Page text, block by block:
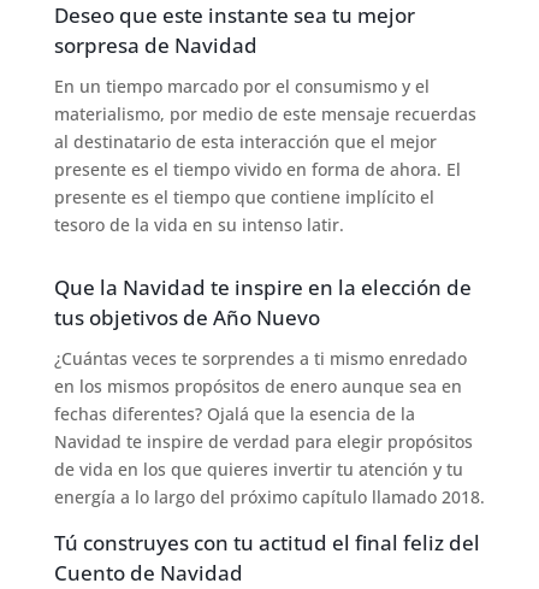
Deseo que este instante sea tu mejor
sorpresa de Navidad
En un tiempo marcado por el consumismo y el
materialismo, por medio de este mensaje recuerdas
al destinatario de esta interacción que el mejor
presente es el tiempo vivido en forma de ahora. El
presente es el tiempo que contiene implícito el
tesoro de la vida en su intenso latir.
Que la Navidad te inspire en la elección de
tus objetivos de Año Nuevo
¿Cuántas veces te sorprendes a ti mismo enredado
en los mismos propósitos de enero aunque sea en
fechas diferentes? Ojalá que la esencia de la
Navidad te inspire de verdad para elegir propósitos
de vida en los que quieres invertir tu atención y tu
energía a lo largo del próximo capítulo llamado 2018.
Tú construyes con tu actitud el final feliz del
Cuento de Navidad